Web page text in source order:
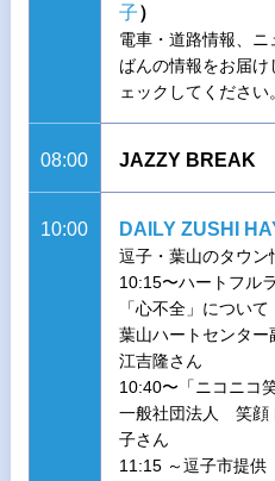
子）
電車・道路情報、
ばんの情報をお届
ェックしてください。
08:00 JAZZY BREAK
10:00 DAILY ZUSHI
逗子・葉山のタウン
10:15〜ハートフル
「心不全」について
葉山ハートセンタ
江吉隆さん
10:40〜「ニコニコ
一般社団法人 笑顔
子さん
11:15 ～逗子市提供